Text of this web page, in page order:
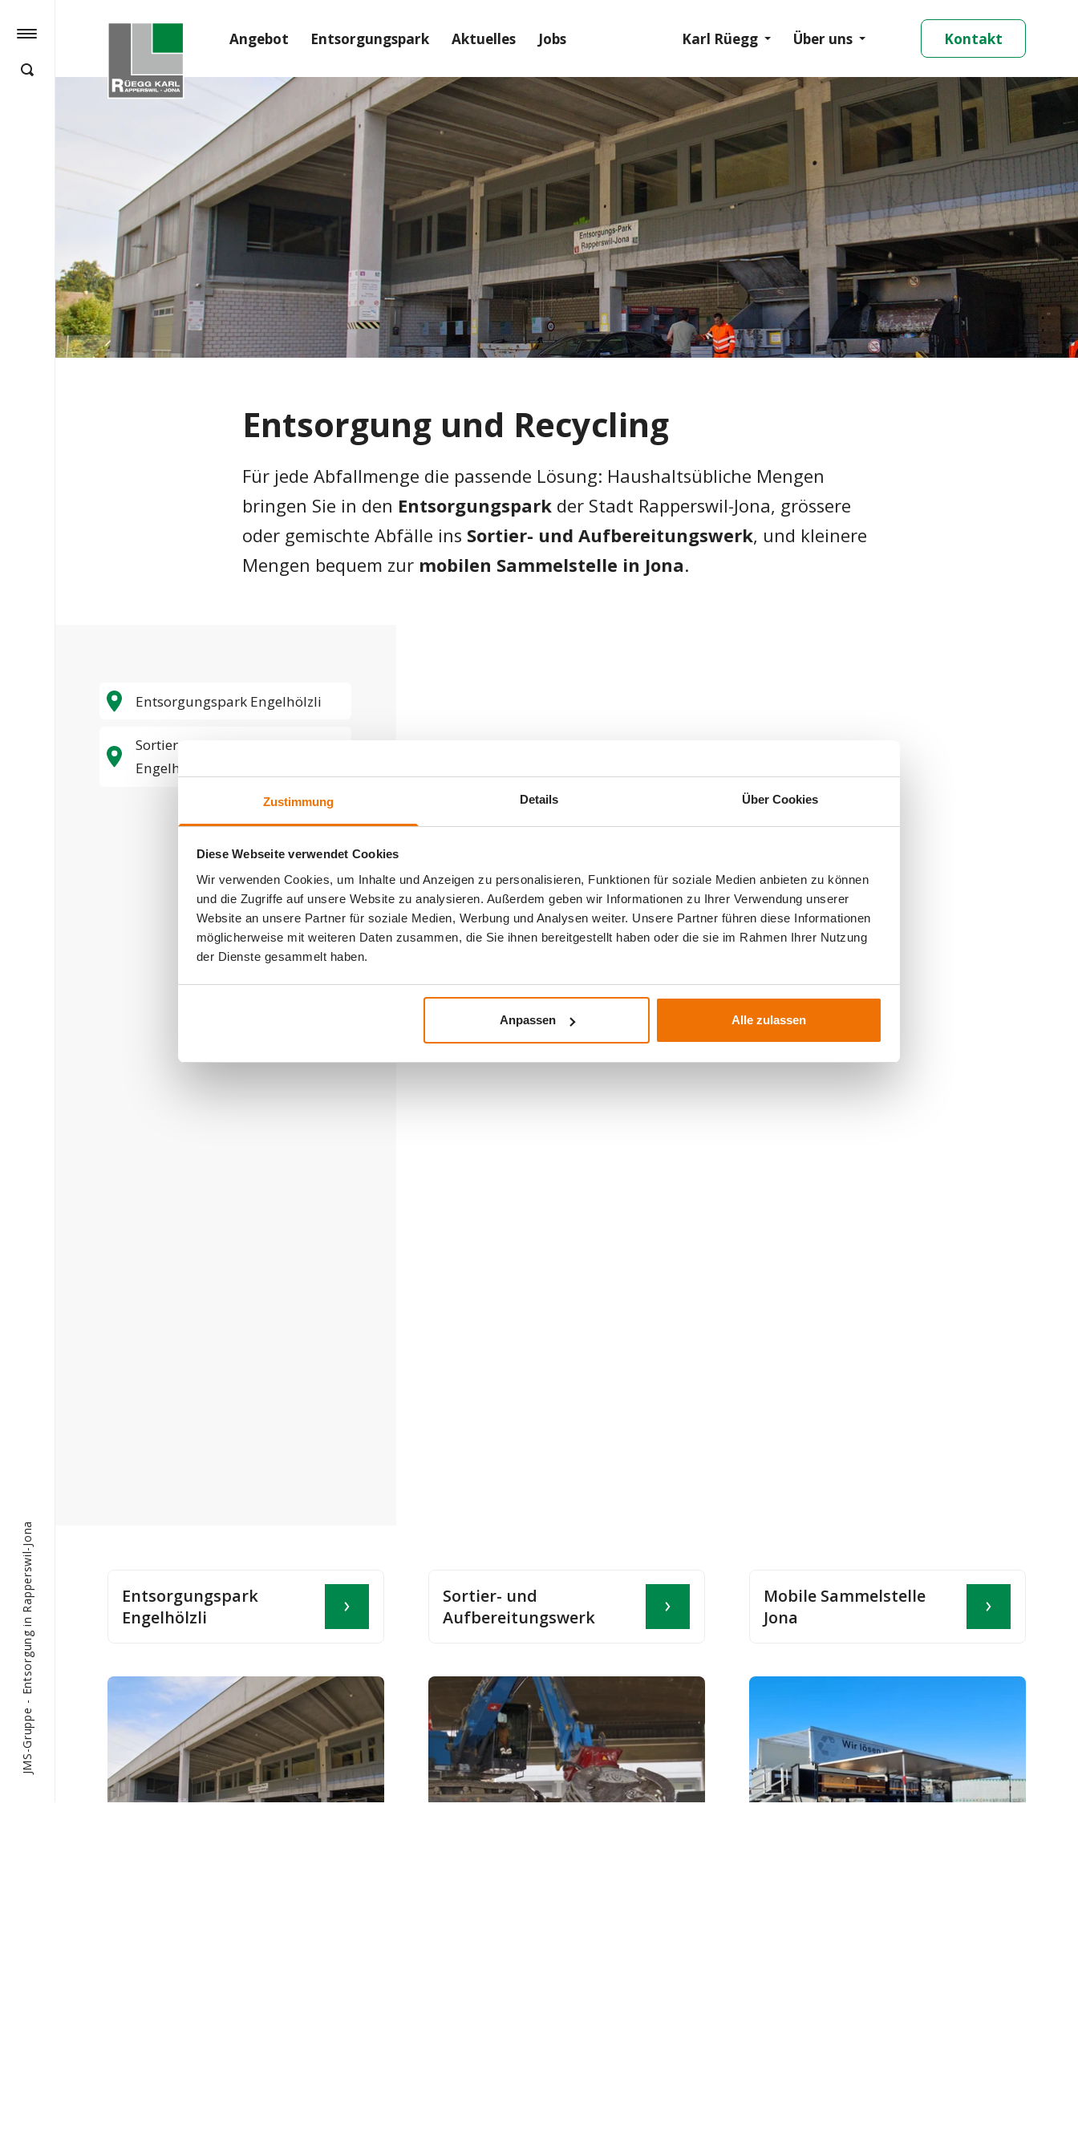
Zustimmung Details Über Cookies
Diese Webseite verwendet Cookies
Wir verwenden Cookies, um Inhalte und Anzeigen zu personalisieren, Funktionen für soziale Medien anbieten zu können
und die Zugriffe auf unsere Website zu analysieren. Außerdem geben wir Informationen zu Ihrer Verwendung unserer
Website an unsere Partner für soziale Medien, Werbung und Analysen weiter. Unsere Partner führen diese Informationen
möglicherweise mit weiteren Daten zusammen, die Sie ihnen bereitgestellt haben oder die sie im Rahmen Ihrer Nutzung
der Dienste gesammelt haben.
Anpassen Alle zulassen
Angebot Entsorgungspark Aktuelles Jobs Karl Rüegg Über uns Kontakt
JMS-Gruppe
-
Entsorgung in Rapperswil-Jona
Entsorgung und Recycling
Für jede Abfallmenge die passende Lösung: Haushaltsübliche Mengen
bringen Sie in den Entsorgungsparkder Stadt Rapperswil-Jona, grössere
oder gemischte Abfälle ins Sortier- und Aufbereitungswerk, und kleinere
Mengen bequem zur mobilen Sammelstelle in Jona.
Entsorgungspark Engelhölzli
Sortier- und Aufbereitungswerk
Engelhölzli
Entsorgungspark
Engelhölzli
Sortier- und
Aufbereitungswerk
Mobile Sammelstelle
Jona